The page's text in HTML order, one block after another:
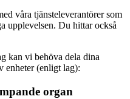
våra tjänsteleverantörer som
upplevelsen. Du hittar också
kan vi behöva dela dina
enheter (enligt lag):
organ